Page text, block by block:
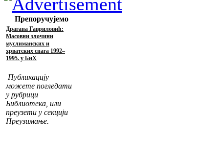
Препоручујемо
Драгана Гавриловић:
Масовни злочини
муслиманских и
хрватских снага 1992–
1995. у БиХ
Публикацију
можете погледати
у рубрици
Библиотека, или
преузети у секцији
Преузимање.